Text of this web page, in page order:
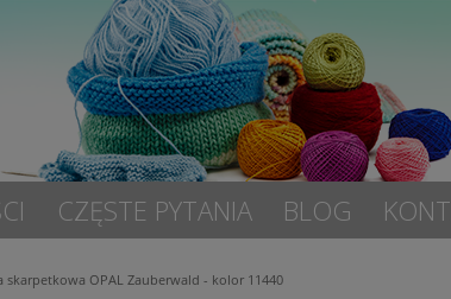
CZĘSTE PYTANIA BLOG
skarpetkowa OPAL Zauberwald - kolor 11440